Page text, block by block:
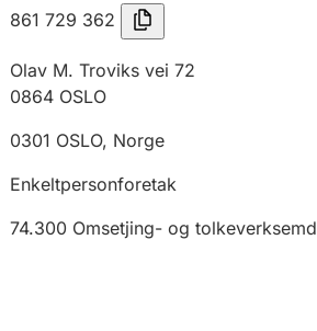
861 729 362
Olav M. Troviks vei 72
0864 OSLO
0301 OSLO, Norge
Enkeltpersonforetak
74.300 Omsetjing- og tolkeverksemd